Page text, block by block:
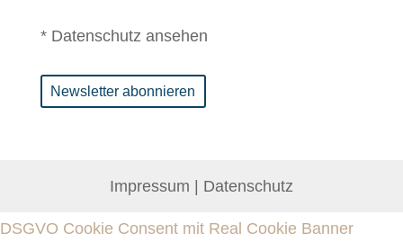
* Datenschutz ansehen
Impressum Datenschutz
DSGVO Cookie Consent mit Real Cookie Banner